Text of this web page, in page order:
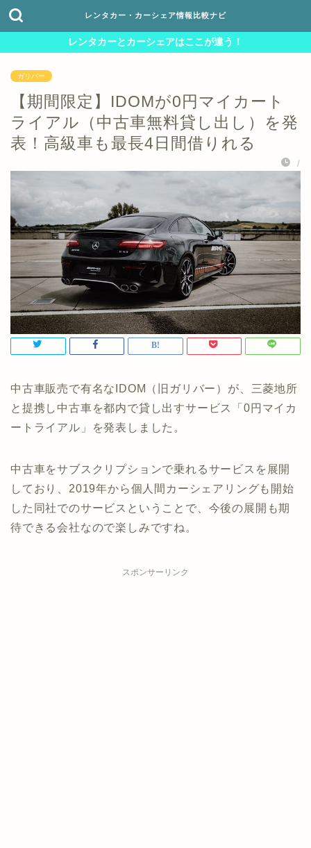
レンタカー・カーシェア情報比較ナビ
レンタカーとカーシェアはここが違う！
ガリバー
【期間限定】IDOMが0円マイカート
ライアル（中古車無料貸し出し）を発
表！高級車も最長4日間借りれる
/
中古車販売で有名なIDOM（旧ガリバー）が、三菱地所
と提携し中古車を都内で貸し出すサービス「0円マイカ
ートライアル」を発表しました。
中古車をサブスクリプションで乗れるサービスを展開
しており、2019年から個人間カーシェアリングも開始
した同社でのサービスということで、今後の展開も期
待できる会社なので楽しみですね。
スポンサーリンク